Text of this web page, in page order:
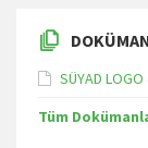
SÜYAD LOGO
Tüm